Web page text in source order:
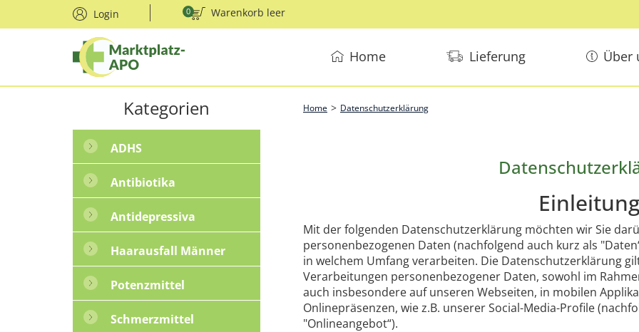
Login 0 Warenkorb leer
Home Lieferung Über
Kategorien
ADHS
Antibiotika
Antidepressiva
Haarausfall Männer
Potenzmittel
Schmerzmittel
Home > Datenschutzerklärung
Einleitung
Mit der folgenden Datenschutzerklärung möchten wir Sie
personenbezogenen Daten (nachfolgend auch kurz als
in welchem Umfang verarbeiten. Die Datenschutzerklärung
Verarbeitungen personenbezogener Daten, sowohl im
auch insbesondere auf unseren Webseiten, in mobilen
Onlinepräsenzen, wie z.B. unserer Social-Media-Profile
"Onlineangebot“).